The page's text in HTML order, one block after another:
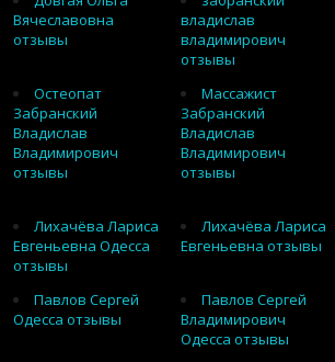
Вячеславовна
отзывы
владислав
владимирович
отзывы
Остеопат
Забранский
Владислав
Владимирович
отзывы
Массажист
Забранский
Владислав
Владимирович
отзывы
Лихачёва Лариса
Евгеньевна Одесса
отзывы
Лихачёва Лариса
Евгеньевна отзывы
Павлов Сергей
Одесса отзывы
Павлов Сергей
Владимирович
Одесса отзывы